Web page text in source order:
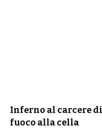
Inferno al carcere
fuoco alla cella